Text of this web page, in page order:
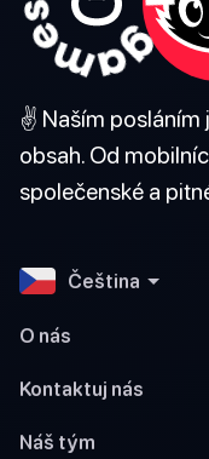
✌️ Naším posláním
obsah. Od
společenské a
Čeština
O nás
Kontaktuj nás
Náš tým